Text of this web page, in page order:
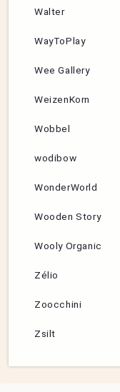
Walter
WayToPlay
Wee Gallery
WeizenKorn
Wobbel
wodibow
WonderWorld
Wooden Story
Wooly Organic
Zélio
Zoocchini
Zsilt